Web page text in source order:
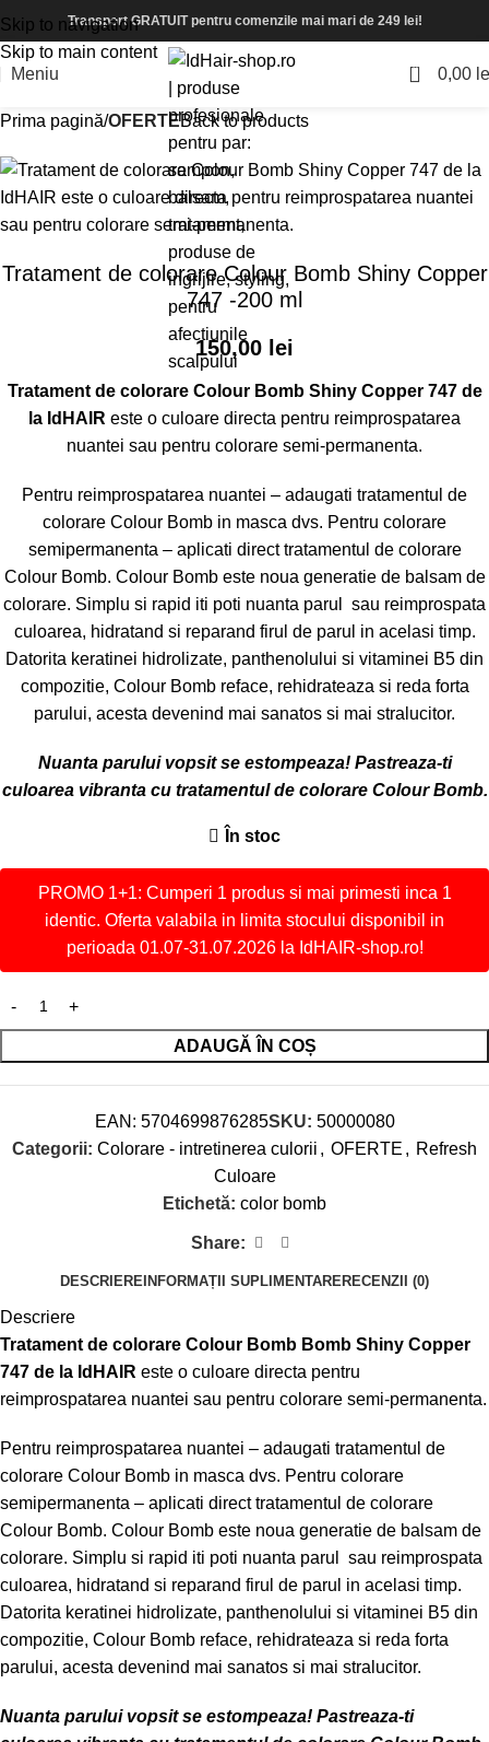
Skip to navigation
Skip to main content
Transport GRATUIT pentru comenzile mai mari de 249 lei!
Meniu 0 0,00
Prima pagină OFERTEBack to products
Tratament de colorare Colour Bomb Shiny Copper
747 -200 ml
150,00 lei
Tratament de colorare Colour Bomb Shiny Copper 747 de
la IdHAIR este o culoare directa pentru reimprospatarea
nuantei sau pentru colorare semi-permanenta.
Pentru reimprospatarea nuantei – adaugati tratamentul de
colorare Colour Bomb in masca dvs. Pentru colorare
semipermanenta – aplicati direct tratamentul de colorare
Colour Bomb. Colour Bomb este noua generatie de balsam de
colorare. Simplu si rapid iti poti nuanta parul sau reimprospata
culoarea, hidratand si reparand firul de parul in acelasi timp.
Datorita keratinei hidrolizate, panthenolului si vitaminei B5 din
compozitie, Colour Bomb reface, rehidrateaza si reda forta
parului, acesta devenind mai sanatos si mai stralucitor.
Nuanta parului vopsit se estompeaza! Pastreaza-ti
culoarea vibranta cu tratamentul de colorare Colour Bomb.
În stoc
PROMO 1+1: Cumperi 1 produs si mai primesti inca 1
identic. Oferta valabila in limita stocului disponibil in
perioada 01.07-31.07.2026 la IdHAIR-shop.ro!
ADAUGĂ ÎN COȘ
EAN: 5704699876285SKU: 50000080
Categorii: Colorare - intretinerea culorii , OFERTE , Refresh
Culoare
Etichetă: color bomb
Share:
DESCRIEREINFORMAȚII SUPLIMENTARERECENZII (0)
Descriere
Tratament de colorare Colour Bomb Bomb Shiny Copper
747 de la IdHAIR este o culoare directa pentru
reimprospatarea nuantei sau pentru colorare semi-permanenta.
Pentru reimprospatarea nuantei – adaugati tratamentul de
colorare Colour Bomb in masca dvs. Pentru colorare
semipermanenta – aplicati direct tratamentul de colorare
Colour Bomb. Colour Bomb este noua generatie de balsam de
colorare. Simplu si rapid iti poti nuanta parul sau reimprospata
culoarea, hidratand si reparand firul de parul in acelasi timp.
Datorita keratinei hidrolizate, panthenolului si vitaminei B5 din
compozitie, Colour Bomb reface, rehidrateaza si reda forta
parului, acesta devenind mai sanatos si mai stralucitor.
Nuanta parului vopsit se estompeaza! Pastreaza-ti